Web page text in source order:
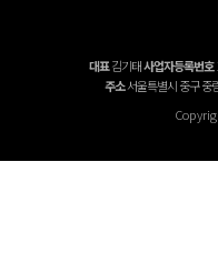
대표김기태사업자등록번호
주소서울특별시 중구 중